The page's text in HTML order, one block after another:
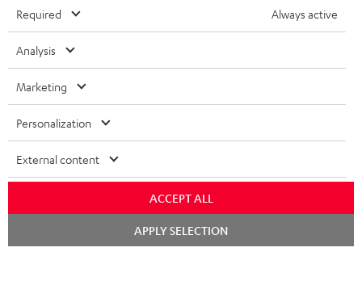
LAUTSPRECHER
ULTIMA-SERIE
IN-EAR-KOPFHÖRER
FANSHOP
NEUHEITEN
DEINE VORTEILE BEI TEUFEL
TEUFEL STORY
UNSER MANAGEMENT
NACHHALTIGKEIT
UNSERE WERTE
POLEN
SPANIEN
USA
Fotos abgebildete Zubehör ist nicht im Lieferumfang enthalten. Etwaige
©2026 Lautsprecher Teufel GmbH - All rights reserved.
Impressum AGB Datenschutz Daten-Einstellungen
EU Data Act
Required Always active
Analysis
Marketing
Personalization
External content
ACCEPT ALL
APPLY SELECTION